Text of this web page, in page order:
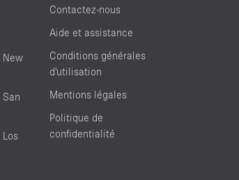
New
San
Los
Contactez-nous
Aide et assistance
Conditions générales
d'utilisation
Mentions légales
Politique de
confidentialité